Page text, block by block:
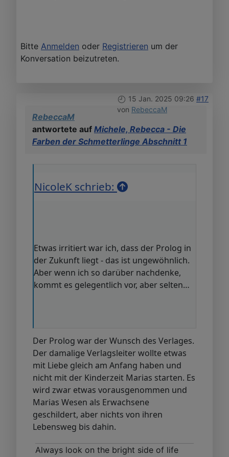
Bitte Anmelden oder Registrieren um der
Konversation beizutreten.
15 Jan. 2025 09:26 #17
von RebeccaM
RebeccaM
antwortete auf Michele, Rebecca - Die
Farben der Schmetterlinge Abschnitt 1
NicoleK schrieb:
Etwas irritiert war ich, dass der Prolog in
der Zukunft liegt - das ist ungewöhnlich.
Aber wenn ich so darüber nachdenke,
kommt es gelegentlich vor, aber selten…
Der Prolog war der Wunsch des Verlages.
Der damalige Verlagsleiter wollte etwas
mit Liebe gleich am Anfang haben und
nicht mit der Kinderzeit Marias starten. Es
wird zwar etwas vorausgenommen und
Marias Wesen als Erwachsene
geschildert, aber nichts von ihren
Lebensweg bis dahin.
Always look on the bright side of life